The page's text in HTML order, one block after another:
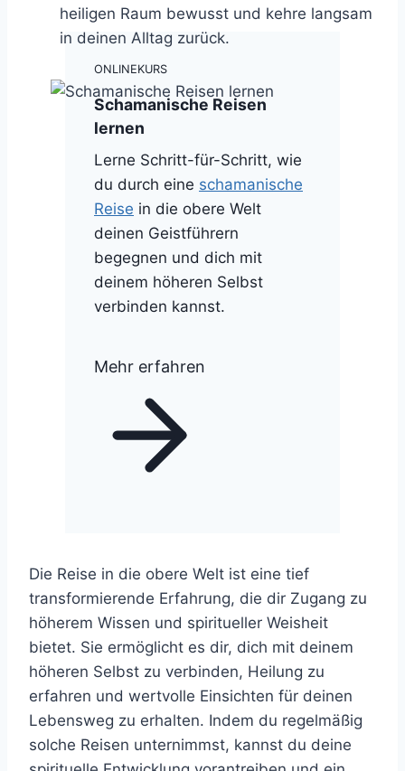
heiligen Raum bewusst und kehre langsam
in deinen Alltag zurück.
ONLINEKURS
Schamanische Reisen
lernen
Lerne Schritt-für-Schritt, wie
du durch eine schamanische
Reise in die obere Welt
deinen Geistführern
begegnen und dich mit
deinem höheren Selbst
verbinden kannst.
Mehr erfahren
Die Reise in die obere Welt ist eine tief
transformierende Erfahrung, die dir Zugang zu
höherem Wissen und spiritueller Weisheit
bietet. Sie ermöglicht es dir, dich mit deinem
höheren Selbst zu verbinden, Heilung zu
erfahren und wertvolle Einsichten für deinen
Lebensweg zu erhalten. Indem du regelmäßig
solche Reisen unternimmst, kannst du deine